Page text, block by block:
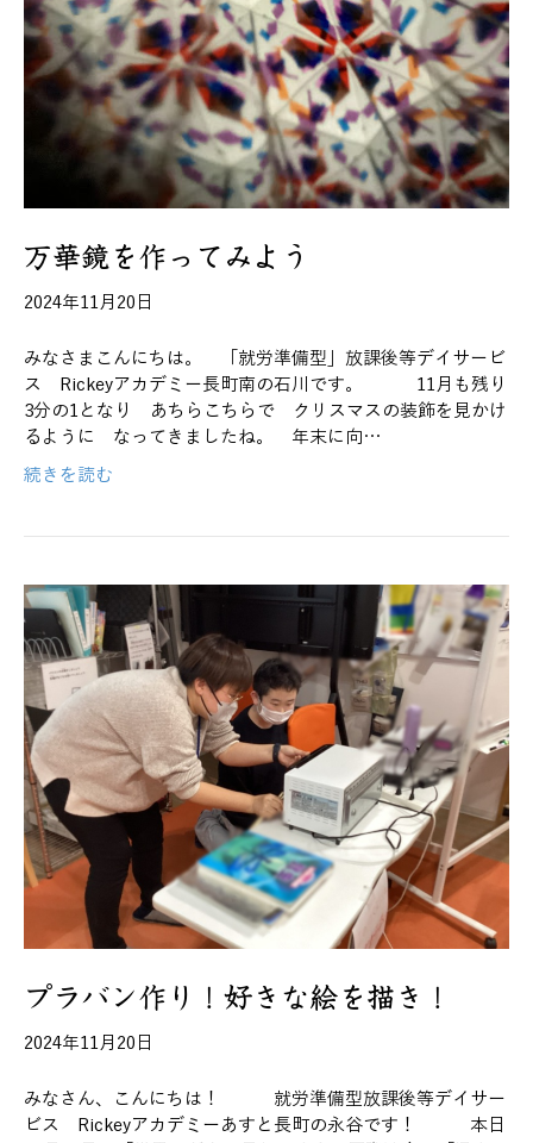
万華鏡を作ってみよう
2024年11月20日
みなさまこんにちは。 「就労準備型」放課後等デイサービ
ス Rickeyアカデミー長町南の石川です。 11月も残り
3分の1となり あちらこちらで クリスマスの装飾を見かけ
るように なってきましたね。 年末に向…
続きを読む
プラバン作り！好きな絵を描き！
2024年11月20日
みなさん、こんにちは！ 就労準備型放課後等デイサー
ビス Rickeyアカデミーあすと長町の永谷です！ 本日